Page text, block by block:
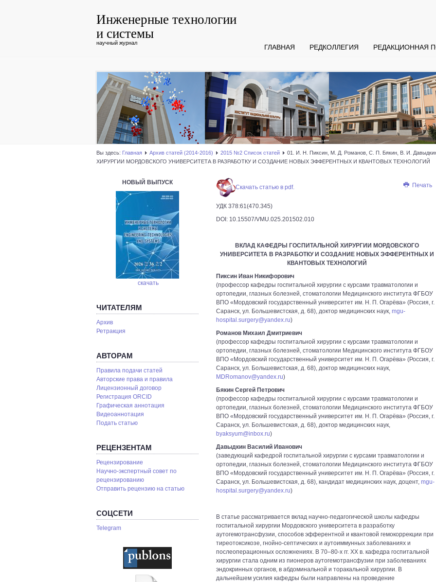
Инженерные технологии
и системы
научный журнал
ГЛАВНАЯ РЕДКОЛЛЕГИЯ РЕДАКЦИОННАЯ
Вы здесь: Главная Архив статей (2014-2016) 2015 №2 Список статей
01. И. Н. Пиксин, М. Д. Романов, С. П. Бякин, В. И.
ХИРУРГИИ МОРДОВСКОГО УНИВЕРСИТЕТА В РАЗРАБОТКУ И СОЗДАНИЕ НОВЫХ ЭФФЕРЕНТНЫХ И КВАНТОВЫХ ТЕХНОЛОГИЙ
НОВЫЙ ВЫПУСК
скачать
ЧИТАТЕЛЯМ
Архив
Ретракция
АВТОРАМ
Правила подачи статей
Авторские права и правила
Лицензионный договор
Регистрация ORCID
Графическая аннотация
Видеоаннотация
Подать статью
РЕЦЕНЗЕНТАМ
Рецензирование
Научно-экспертный совет по
рецензированию
Отправить рецензию на статью
СОЦСЕТИ
Telegram
Печать
Скачать статью в pdf.
УДК 378:61(470.345)
DOI: 10.15507/VMU.025.201502.010
ВКЛАД КАФЕДРЫ ГОСПИТАЛЬНОЙ ХИРУРГИИ МОРДОВСКОГО
УНИВЕРСИТЕТА В РАЗРАБОТКУ И СОЗДАНИЕ НОВЫХ ЭФФЕРЕНТНЫХ И
КВАНТОВЫХ ТЕХНОЛОГИЙ
Пиксин Иван Никифорович
(профессор кафедры госпитальной хирургии с курсами травматологии и
ортопедии, глазных болезней, стоматологии Медицинского института ФГБОУ
ВПО «Мордовский государственный университет им. Н. П. Огарёва» (Россия, г.
Саранск, ул. Большевистская, д. 68), доктор медицинских наук, mgu-
hospital.surgery@yandex.ru)
Романов Михаил Дмитриевич
(профессор кафедры госпитальной хирургии с курсами травматологии и
ортопедии, глазных болезней, стоматологии Медицинского института ФГБОУ
ВПО «Мордовский государственный университет им. Н. П. Огарёва» (Россия, г.
Саранск, ул. Большевистская, д. 68), доктор медицинских наук,
MDRomanov@yandex.ru)
Бякин Сергей Петрович
(профессор кафедры госпитальной хирургии с курсами травматологии и
ортопедии, глазных болезней, стоматологии Медицинского института ФГБОУ
ВПО «Мордовский государственный университет им. Н. П. Огарёва» (Россия, г.
Саранск, ул. Большевистская, д. 68), доктор медицинских наук,
byaksyum@inbox.ru)
Давыдкин Василий Иванович
(заведующий кафедрой госпитальной хирургии с курсами травматологии и
ортопедии, глазных болезней, стоматологии Медицинского института ФГБОУ
ВПО «Мордовский государственный университет им. Н. П. Огарёва» (Россия, г.
Саранск, ул. Большевистская, д. 68), кандидат медицинских наук, доцент, mgu-
hospital.surgery@yandex.ru)
В статье рассматривается вклад научно-педагогической школы кафедры
госпитальной хирургии Мордовского университета в разработку
аутогемотрансфузии, способов эфферентной и квантовой гемокоррекции при
тиреотоксикозе, гнойно-септических и аутоиммунных заболеваниях и
послеоперационных осложнениях. В 70–80-х гг. ХХ в. кафедра госпитальной
хирургии стала одним из пионеров аутогемотрансфузии при заболеваниях
эндокринных органов, в абдоминальной и торакальной хирургии. В
дальнейшем усилия кафедры были направлены на проведение